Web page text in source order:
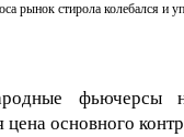
рынок стирола колебался и
фьючерсы
цена основного